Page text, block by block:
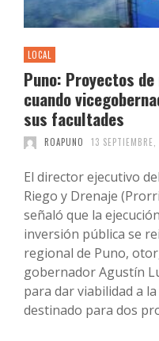
LOCAL
Puno: Proyectos
cuando
sus facultades
ROAPUNO 13
El director ejecutivo
Riego y Drenaje
señaló que la
inversión pública se
regional de Puno,
gobernador Agustín
para dar viabilidad a
destinado para dos